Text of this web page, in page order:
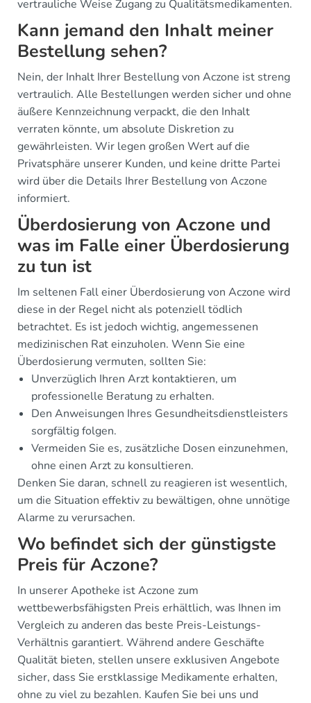
vertrauliche Weise Zugang zu Qualitätsmedikamenten.
Kann jemand den Inhalt meiner
Bestellung sehen?
Nein, der Inhalt Ihrer Bestellung von Aczone ist streng
vertraulich. Alle Bestellungen werden sicher und ohne
äußere Kennzeichnung verpackt, die den Inhalt
verraten könnte, um absolute Diskretion zu
gewährleisten. Wir legen großen Wert auf die
Privatsphäre unserer Kunden, und keine dritte Partei
wird über die Details Ihrer Bestellung von Aczone
informiert.
Überdosierung von Aczone und
was im Falle einer Überdosierung
zu tun ist
Im seltenen Fall einer Überdosierung von Aczone wird
diese in der Regel nicht als potenziell tödlich
betrachtet. Es ist jedoch wichtig, angemessenen
medizinischen Rat einzuholen. Wenn Sie eine
Überdosierung vermuten, sollten Sie:
Unverzüglich Ihren Arzt kontaktieren, um
professionelle Beratung zu erhalten.
Den Anweisungen Ihres Gesundheitsdienstleisters
sorgfältig folgen.
Vermeiden Sie es, zusätzliche Dosen einzunehmen,
ohne einen Arzt zu konsultieren.
Denken Sie daran, schnell zu reagieren ist wesentlich,
um die Situation effektiv zu bewältigen, ohne unnötige
Alarme zu verursachen.
Wo befindet sich der günstigste
Preis für Aczone?
In unserer Apotheke ist Aczone zum
wettbewerbsfähigsten Preis erhältlich, was Ihnen im
Vergleich zu anderen das beste Preis-Leistungs-
Verhältnis garantiert. Während andere Geschäfte
Qualität bieten, stellen unsere exklusiven Angebote
sicher, dass Sie erstklassige Medikamente erhalten,
ohne zu viel zu bezahlen. Kaufen Sie bei uns und